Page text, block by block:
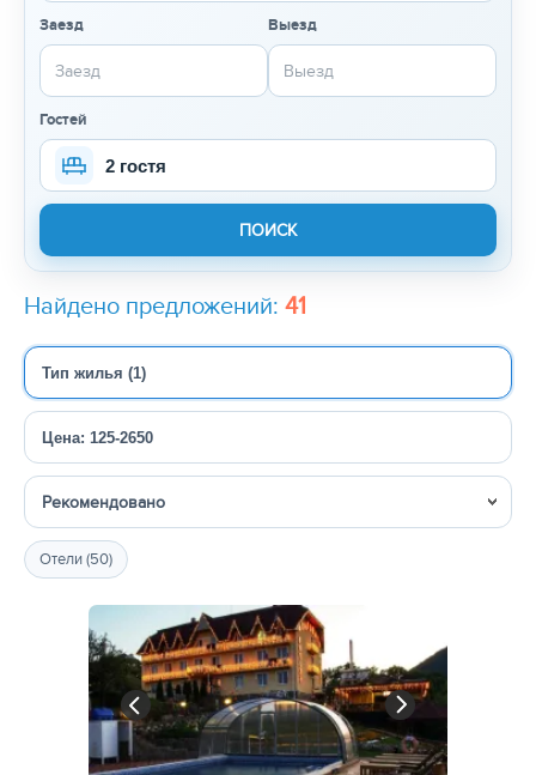
Заезд Выезд
Гостей
2 гостя
Найдено предложений: 41
Тип жилья (1)
Цена: 125-2650
Сортировка
Отели (50)